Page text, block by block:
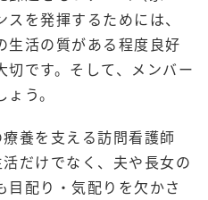
を発揮するためには、
生活の質がある程度良好
です。そして、メンバー
う。
養を支える訪問看護師
だけでなく、夫や長女の
配り・気配りを欠かさ